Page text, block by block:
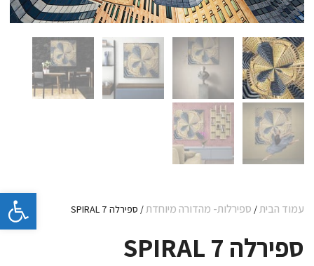
עמוד הבית/ ספירלות- מהדורה מיוחדת/ ספירלה 7 SPIRAL
ספירלה 7 SPIRAL